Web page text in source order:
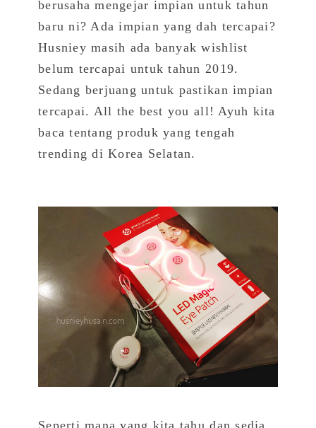
berusaha mengejar impian untuk tahun
baru ni? Ada impian yang dah tercapai?
Husniey masih ada banyak wishlist
belum tercapai untuk tahun 2019.
Sedang berjuang untuk pastikan impian
tercapai. All the best you all! Ayuh kita
baca tentang produk yang tengah
trending di Korea Selatan.
Seperti mana yang kita tahu dan sedia